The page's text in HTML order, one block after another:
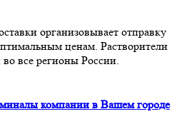
организовывает отправку
ценам. Растворители
во все регионы России.